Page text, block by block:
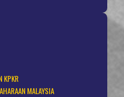
KPKR
MALAYSIA